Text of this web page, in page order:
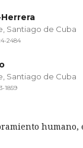
Santiago de Cuba
2484
Santiago de Cuba
1859
humano,